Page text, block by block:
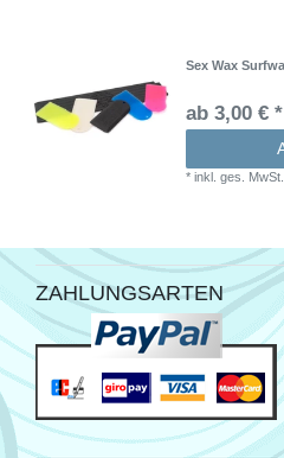
Sex Wax
ab 3,00 € *
*inkl. ges. MwSt.
ZAHLUNGSARTEN